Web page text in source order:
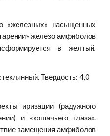
«железных» насыщенных
железо амфиболов
в желтый,
Твердость: 4,0
иризации (радужного
и «кошачьего глаза».
замещения амфиболов